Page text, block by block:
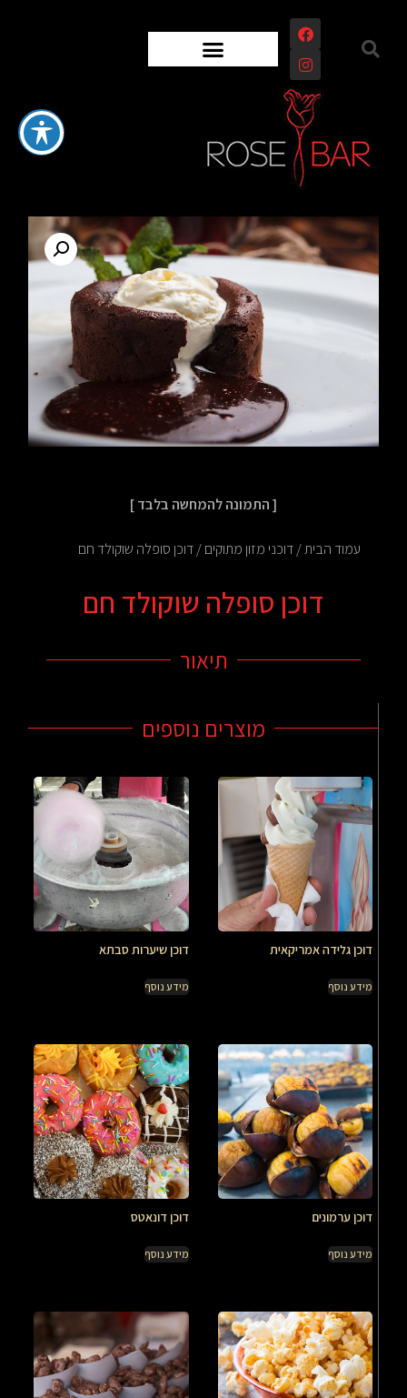
[ התמונה להמחשה בלבד ]
עמוד הבית/דוכני מזון מתוקים/ דוכן סופלה שוקולד חם
דוכן סופלה שוקולד חם
תיאור
מוצרים נוספים
דוכן גלידה אמריקאית
מידע נוסף
דוכן שיערות סבתא
מידע נוסף
דוכן ערמונים
מידע נוסף
דוכן דונאטס
מידע נוסף